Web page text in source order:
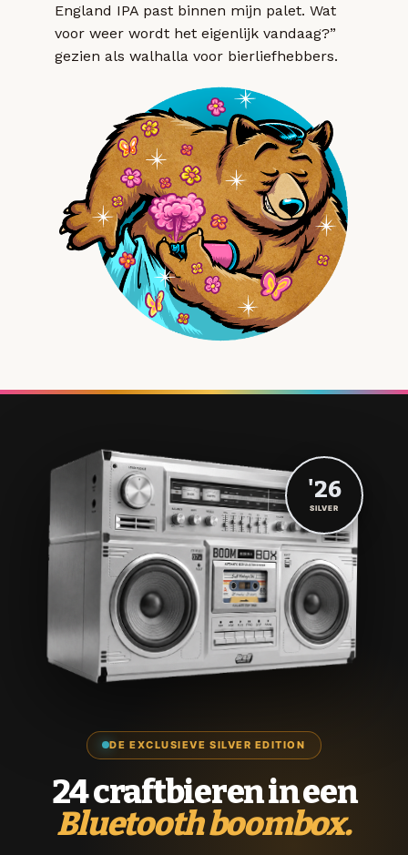
England IPA past binnen mijn palet. Wat
voor weer wordt het eigenlijk vandaag?”
gezien als walhalla voor bierliefhebbers.
DE EXCLUSIEVE SILVER EDITION
24 craftbieren in een
Bluetooth boombox.
'26
SILVER